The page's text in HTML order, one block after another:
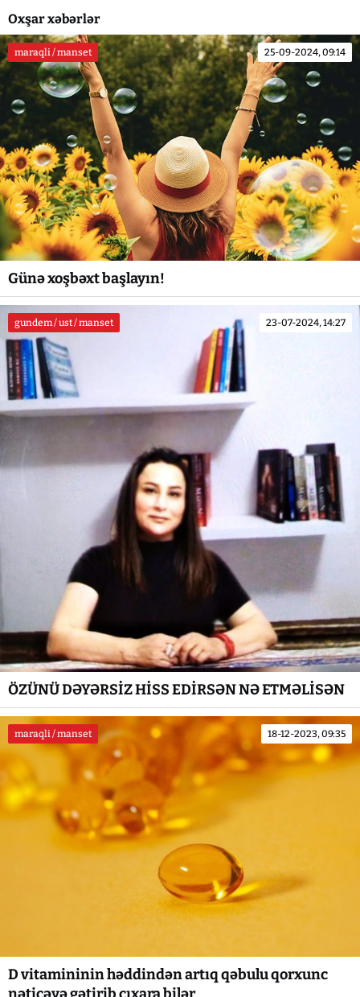
Oxşar xəbərlər
maraqli / manset 25-09-2024, 09:14
Günə xoşbəxt başlayın!
gundem / ust / manset 23-07-2024, 14:27
ÖZÜNÜ DƏYƏRSİZ HİSS EDİRSƏN NƏ ETMƏLİSƏN
maraqli / manset 18-12-2023, 09:35
D vitamininin həddindən artıq qəbulu qorxunc